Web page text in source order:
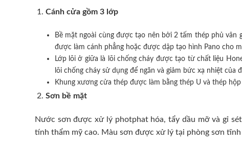
Cánh cửa gồm 3 lớp
Bề mặt ngoài cùng được tạo nên bởi 2 tấm thép phủ
được làm cánh phẳng hoặc được dập tạo hình Pano cho
Lớp lõi ở giữa là lõi chống cháy được tạo từ chất liệu
lõi chống cháy sử dụng để ngăn và giảm bức xạ nhiệt của
Khung xương cửa thép được làm bằng thép U và thép
Sơn bề mặt
Nước sơn được xử lý photphat hóa, tẩy dầu mỡ và gỉ
tính thẩm mỹ cao. Màu sơn được xử lý tại phòng sơn